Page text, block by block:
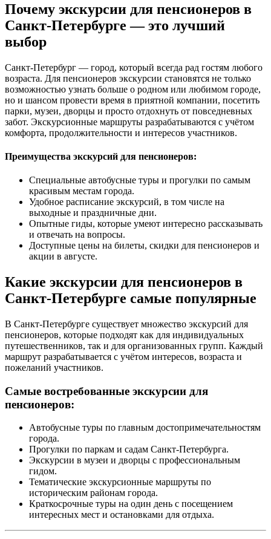
Почему экскурсии для пенсионеров в
Санкт-Петербурге — это лучший
выбор
Санкт-Петербург — город, который всегда рад гостям любого
возраста. Для пенсионеров экскурсии становятся не только
возможностью узнать больше о родном или любимом городе,
но и шансом провести время в приятной компании, посетить
парки, музеи, дворцы и просто отдохнуть от повседневных
забот. Экскурсионные маршруты разрабатываются с учётом
комфорта, продолжительности и интересов участников.
Преимущества экскурсий для пенсионеров:
Специальные автобусные туры и прогулки по самым
красивым местам города.
Удобное расписание экскурсий, в том числе на
выходные и праздничные дни.
Опытные гиды, которые умеют интересно рассказывать
и отвечать на вопросы.
Доступные цены на билеты, скидки для пенсионеров и
акции в августе.
Какие экскурсии для пенсионеров в
Санкт-Петербурге самые популярные
В Санкт-Петербурге существует множество экскурсий для
пенсионеров, которые подходят как для индивидуальных
путешественников, так и для организованных групп. Каждый
маршрут разрабатывается с учётом интересов, возраста и
пожеланий участников.
Самые востребованные экскурсии для
пенсионеров:
Автобусные туры по главным достопримечательностям
города.
Прогулки по паркам и садам Санкт-Петербурга.
Экскурсии в музеи и дворцы с профессиональным
гидом.
Тематические экскурсионные маршруты по
историческим районам города.
Краткосрочные туры на один день с посещением
интересных мест и остановками для отдыха.